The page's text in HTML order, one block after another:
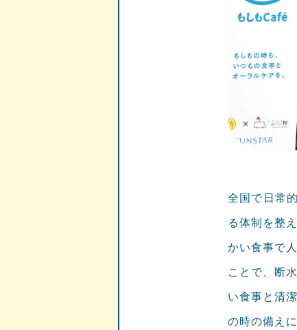
全国で日常
る体制を整
かい食事で
ことで、断
い食事と清
の時の備え